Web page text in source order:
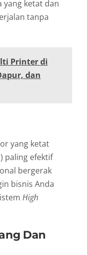
yang ketat dan
tanpa
Printer di
dan
yang ketat
paling efektif
bergerak
bisnis Anda
High
Dan